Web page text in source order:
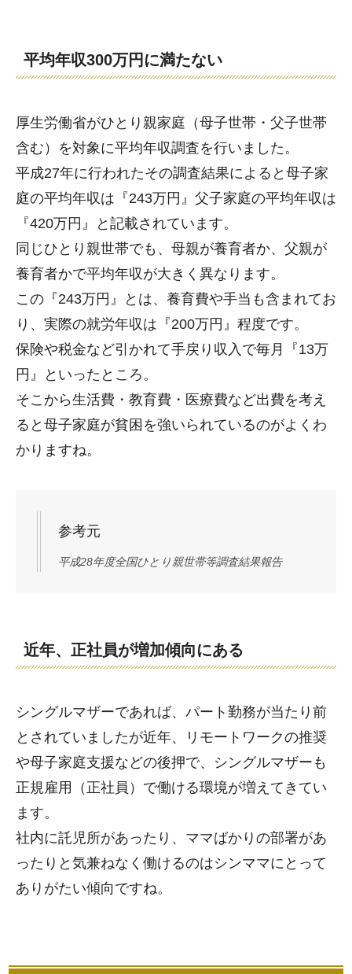
平均年収300万円に満たない
厚生労働省がひとり親家庭（母子世帯・父子世帯
含む）を対象に平均年収調査を行いました。
平成27年に行われたその調査結果によると母子家
庭の平均年収は『243万円』父子家庭の平均年収は
『420万円』と記載されています。
同じひとり親世帯でも、母親が養育者か、父親が
養育者かで平均年収が大きく異なります。
この『243万円』とは、養育費や手当も含まれてお
り、実際の就労年収は『200万円』程度です。
保険や税金など引かれて手戻り収入で毎月『13万
円』といったところ。
そこから生活費・教育費・医療費など出費を考え
ると母子家庭が貧困を強いられているのがよくわ
かりますね。
参考元
平成28年度全国ひとり親世帯等調査結果報告
近年、正社員が増加傾向にある
シングルマザーであれば、パート勤務が当たり前
とされていましたが近年、リモートワークの推奨
や母子家庭支援などの後押で、シングルマザーも
正規雇用（正社員）で働ける環境が増えてきてい
ます。
社内に託児所があったり、ママばかりの部署があ
ったりと気兼ねなく働けるのはシンママにとって
ありがたい傾向ですね。